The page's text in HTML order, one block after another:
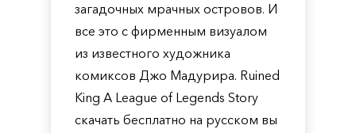
загадочных мрачных островов. И
все это с фирменным визуалом
из известного художника
комиксов Джо Мадурира. Ruined
King A League of Legends Story
скачать бесплатно на русском вы